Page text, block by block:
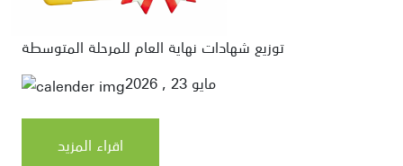
توزيع شهادات نهاية العام للمرحلة المتوسطة
مايو 23 , 2026
اقراء المزيد